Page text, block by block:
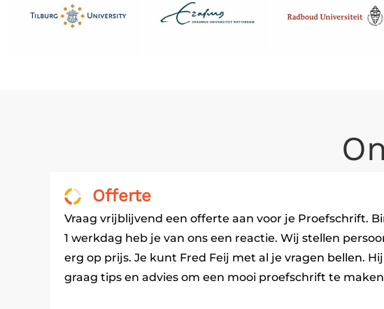
Offerte
Vraag vrijblijvend een offerte aan voor je Proefschrift.
1 werkdag heb je van ons een reactie. Wij stellen
erg op prijs. Je kunt Fred Feij met al je vragen bellen.
graag tips en advies om een mooi proefschrift te